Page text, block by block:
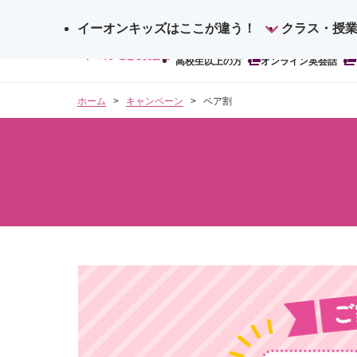
サ
ト
検
索
高校生以上の方 オンライン英会話
イーオンキッズはここが違う！ クラス・授
ホーム キャンペーン ペア割